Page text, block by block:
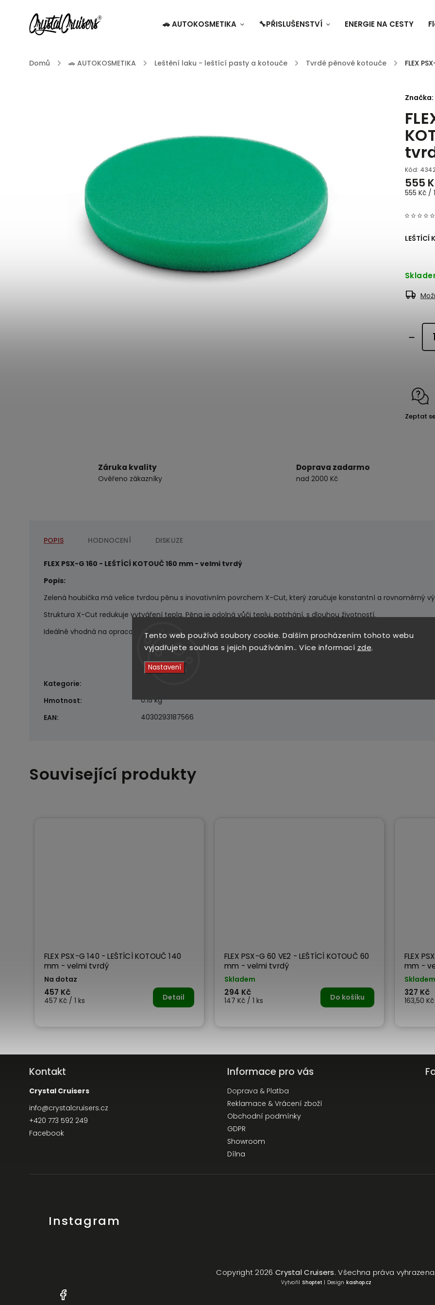
Tento web používá soubory cookie. Dalším procházením tohoto webu
vyjadřujete souhlas s jejich používáním.. Více informací zde.
Nastavení
🚗 AUTOKOSMETIKA 🔧PŘISLUŠENSTVÍ ENERGIE NA CESTY
Domů / 🚗 AUTOKOSMETIKA / Leštění laku - leštící pasty a kotouče / Tvrdé pěnové kotouče / FLEX
Kód:
555
555 Kč /
LEŠTÍCÍ
Značka:
Zeptat
Záruka kvality
Ověřeno zákazníky
Doprava zadarmo
nad 2000 Kč
POPIS HODNOCENÍ DISKUZE
FLEX PSX-G 160 - LEŠTÍCÍ KOTOUČ 160 mm - velmi tvrdý
Popis:
Zelená houbička má velice tvrdou pěnu s inovativním povrchem X-Cut, který zaručuje konstantní a rovnoměrný
Struktura X-Cut redukuje vytváření tepla. Pěna je odolná vůči teplu, potrhání, s dlouhou životností.
Ideálně vhodná na opracování vodních kapek, pomerančové kůry, prachových zrnek, térových skvrn, škrábanců a
Kategorie:
Hmotnost:
0.15 kg
EAN: 4030293187566
Související produkty
FLEX PSX-G 140 - LEŠTÍCÍ KOTOUČ 140
mm - velmi tvrdý
Na dotaz
457 Kč
457 Kč / 1 ks Detail
FLEX PSX-G 60 VE2 - LEŠTÍCÍ KOTOUČ 60
mm - velmi tvrdý
Skladem
294 Kč
147 Kč / 1 ks Do košíku
FLEX
mm -
Skladem
327 Kč
163,50
Kontakt
Crystal Cruisers
info@crystalcruisers.cz
+420 773 592 249
Facebook
Informace pro vás
Doprava & Platba
Reklamace & Vrácení zboží
Obchodní podmínky
GDPR
Showroom
Dílna
Instagram
Copyright 2026 Crystal Cruisers. Všechna práva vyhrazena.
Vytvořil Shoptet | Design kashop.cz
+420